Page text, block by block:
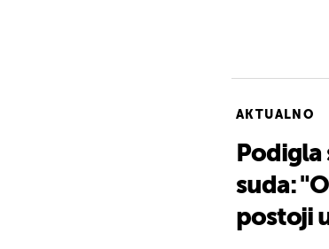
AKTUALNO
suda:
postoji